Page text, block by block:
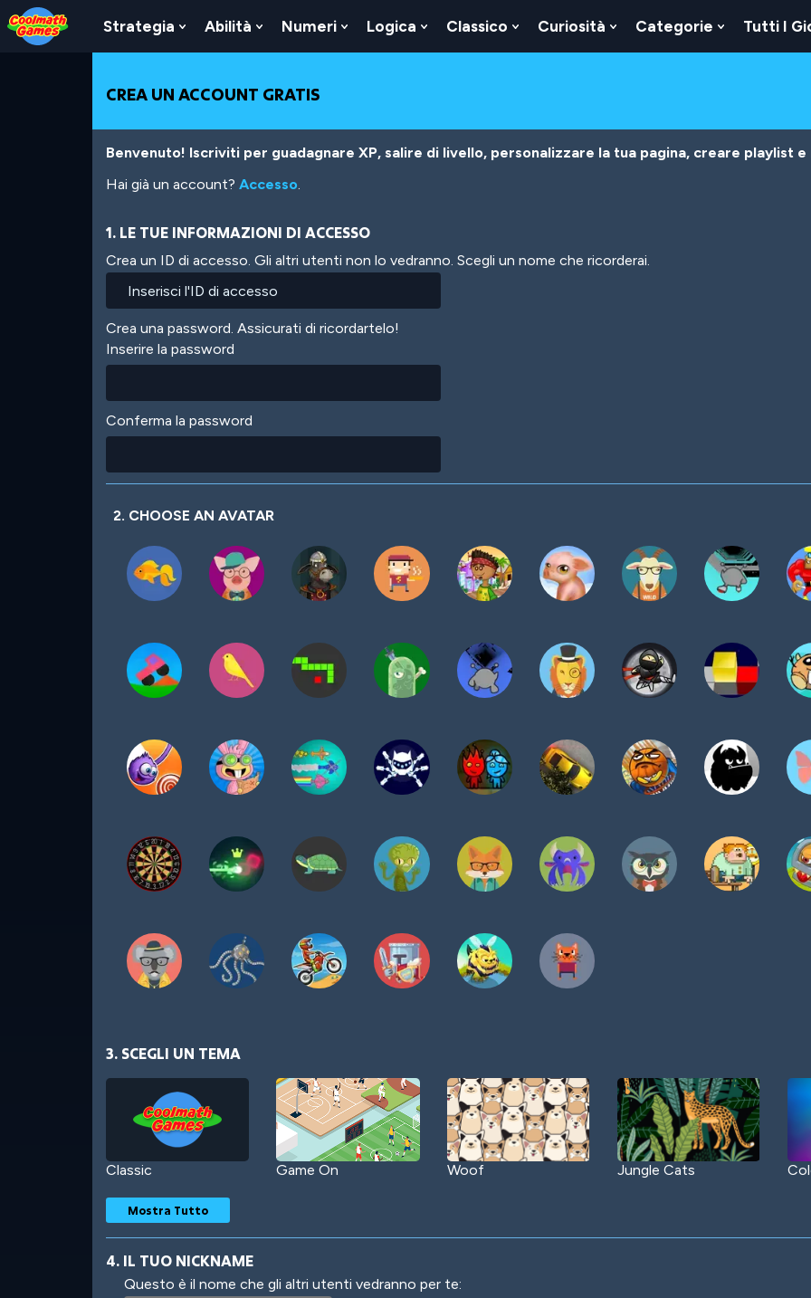
Skip
to
Top
Skip
to
Navigation
Skip
to
Main
Skip
to
Footer
Salta
al
contenuto
Strategia
Show
Submenu
Strategia
Abilità
Show
Submenu
Abilità
Numeri
Show
Submenu
Logica
Show
Submenu
Classico
Show
Submenu
Curiosità
Show
Submenu
Categorie
Show
Submenu
Tutti I
CREA UN ACCOUNT GRATIS
Benvenuto! Iscriviti per guadagnare XP, salire di livello, personalizzare la tua pagina, creare playlist
Hai già un account? Accesso.
1. LE TUE INFORMAZIONI DI ACCESSO
Crea un ID di accesso. Gli altri utenti non lo vedranno. Scegli un nome che ricorderai.
Crea una password. Assicurati di ricordartelo!
Inserire la password
Conferma la password
2. CHOOSE AN AVATAR
3. SCEGLI UN TEMA
Classic Game On Woof Jungle Cats
Mostra Tutto
4. IL TUO NICKNAME
Questo è il nome che gli altri utenti vedranno per te: